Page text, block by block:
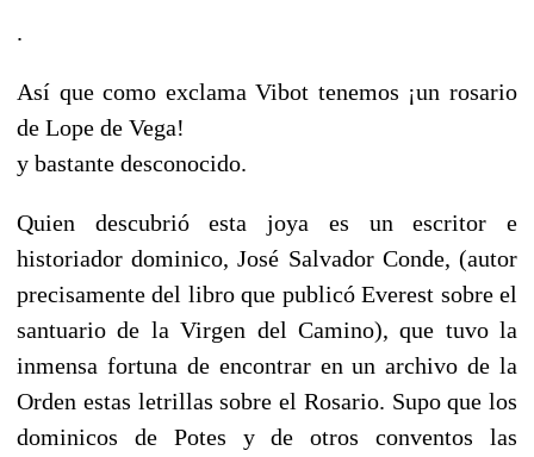
.
Así que como exclama Vibot tenemos ¡un rosario
de Lope de Vega!
y bastante desconocido.
Quien descubrió esta joya es un escritor e
historiador dominico, José Salvador Conde, (autor
precisamente del libro que publicó Everest sobre el
santuario de la Virgen del Camino), que tuvo la
inmensa fortuna de encontrar en un archivo de la
Orden estas letrillas sobre el Rosario. Supo que los
dominicos de Potes y de otros conventos las